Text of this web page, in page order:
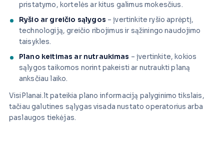
pristatymo, kortelės ar kitus galimus mokesčius.
Ryšio ar greičio sąlygos – įvertinkite ryšio aprėptį,
technologiją, greičio ribojimus ir sąžiningo naudojimo
taisykles.
Plano keitimas ar nutraukimas – įvertinkite, kokios
sąlygos taikomos norint pakeisti ar nutraukti planą
anksčiau laiko.
VisiPlanai.lt pateikia plano informaciją palyginimo tikslais,
tačiau galutines sąlygas visada nustato operatorius arba
paslaugos tiekėjas.